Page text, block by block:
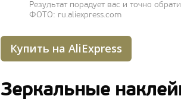
Результат порадует вас и точно
ФОТО: ru.aliexpress.com
Купить на AliExpress
Зеркальные